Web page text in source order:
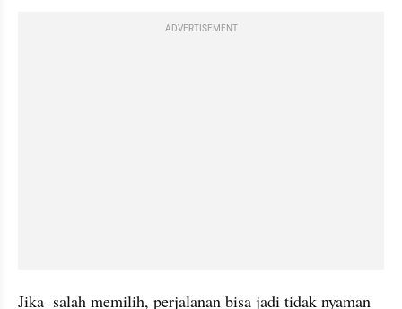
ADVERTISEMENT
Jika  salah memilih, perjalanan bisa jadi tidak nyaman